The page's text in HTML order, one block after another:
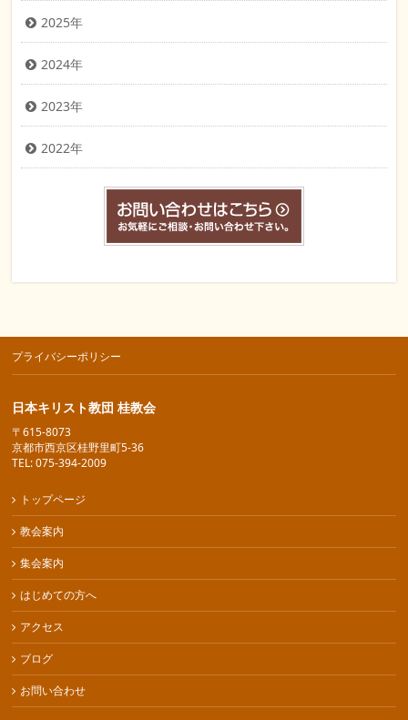
2025年
2024年
2023年
2022年
プライバシーポリシー
日本キリスト教団 桂教会
〒615-8073
京都市西京区桂野里町5-36
TEL: 075-394-2009
トップページ
教会案内
集会案内
はじめての方へ
アクセス
ブログ
お問い合わせ